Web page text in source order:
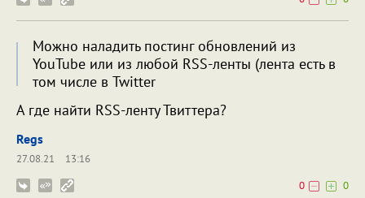
Можно наладить постинг обновлений из
YouTube или из любой RSS-ленты (лента есть в
том числе в Twitter
А где найти RSS-ленту Твиттера?
Regs
27.08.21
13:16
0
0